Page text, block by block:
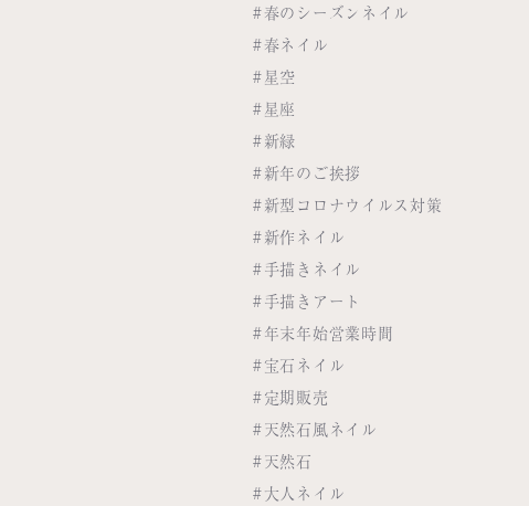
#春のシーズンネイル
#春ネイル
#星空
#星座
#新緑
#新年のご挨拶
#新型コロナウイルス対策
#新作ネイル
#手描きネイル
#手描きアート
#年末年始営業時間
#宝石ネイル
#定期販売
#天然石風ネイル
#天然石
#大人ネイル